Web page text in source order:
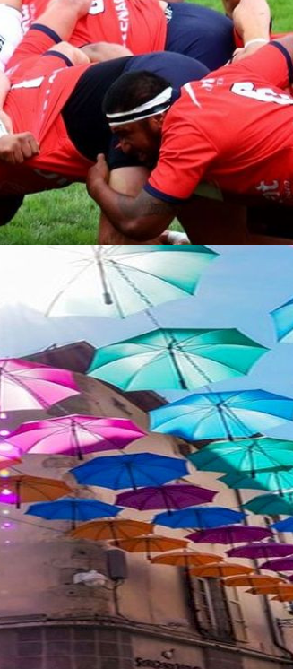
Les boiseries de l'hôtel Saint-
Pierre
La salle aux Boiseries de l'hôtel Saint-
Pierre à Aurillac est un lieu unique, en
raison des sculptures en noyer qui en...
La source minérale de
Crochepeyre (Le Fau)
Le dictionnaire statistique du Cantal
nous apprend que « le département [...]
est une des contrées de la France où...
Au jour le jour